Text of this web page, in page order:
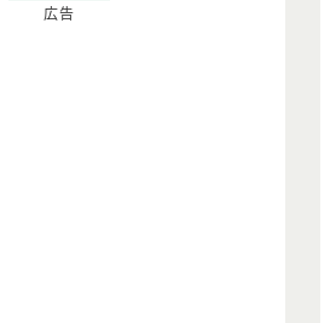
広告